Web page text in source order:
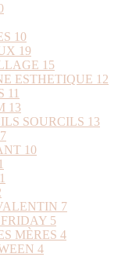
10
19
15
ESTHETIQUE 12
11
13
SOURCILS 13
10
7
5
MÈRES 4
4